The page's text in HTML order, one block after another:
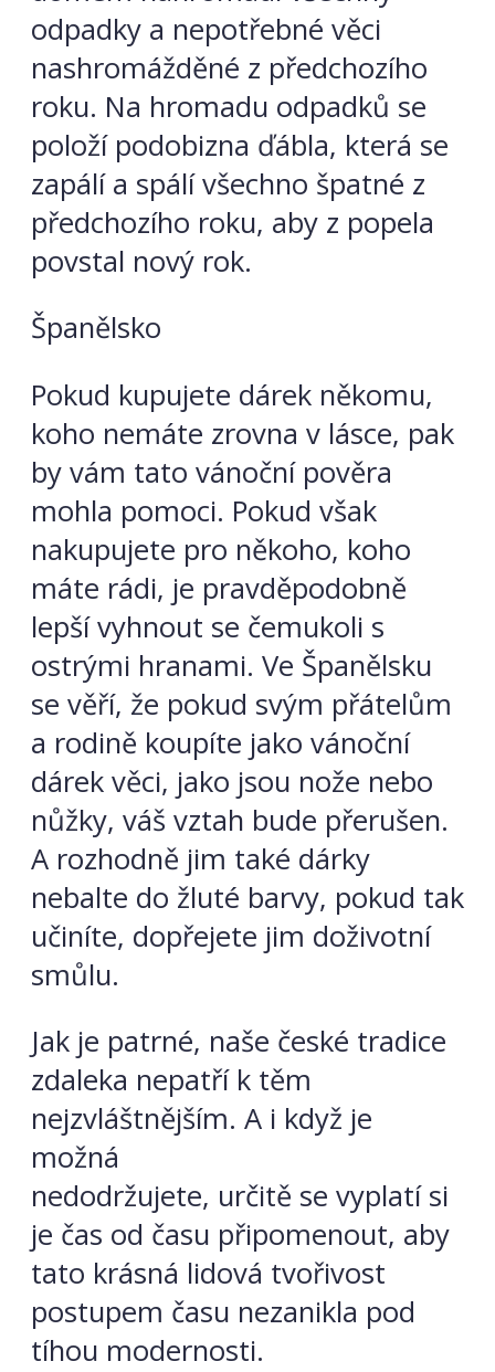
odpadky a nepotřebné věci
nashromážděné z předchozího
roku. Na hromadu odpadků se
položí podobizna ďábla, která se
zapálí a spálí všechno špatné z
předchozího roku, aby z popela
povstal nový rok.
Španělsko
Pokud kupujete dárek někomu,
koho nemáte zrovna v lásce, pak
by vám tato vánoční pověra
mohla pomoci. Pokud však
nakupujete pro někoho, koho
máte rádi, je pravděpodobně
lepší vyhnout se čemukoli s
ostrými hranami. Ve Španělsku
se věří, že pokud svým přátelům
a rodině koupíte jako vánoční
dárek věci, jako jsou nože nebo
nůžky, váš vztah bude přerušen.
A rozhodně jim také dárky
nebalte do žluté barvy, pokud tak
učiníte, dopřejete jim doživotní
smůlu.
Jak je patrné, naše české tradice
zdaleka nepatří k těm
nejzvláštnějším. A i když je
možná
nedodržujete, určitě se vyplatí si
je čas od času připomenout, aby
tato krásná lidová tvořivost
postupem času nezanikla pod
tíhou modernosti.